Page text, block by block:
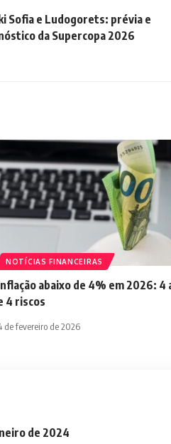
Sofia e Ludogorets: prévia e
da Supercopa 2026
NOTÍCIAS FINANCEIRAS
abaixo de 4% em 2026: 4
4 riscos
de fevereiro de 2026
de 2024